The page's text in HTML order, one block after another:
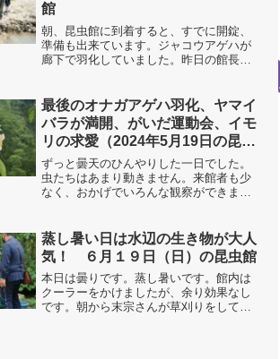
館
朝、昆虫館に到着すると、すでに開錠、
準備も出来ています。ジャコウアゲハが
廊下で羽化していました。昨日の館長さ
帳の中に入れて準備してくれました。オ
オミズアオやウンモンスズ...
最後のオナガアゲハ羽化、ヤマイ
バラが満開、がいだ運動会、イモ
リの求愛（2024年5月19日の昆虫
館）
ずっと曇天のひんやりした一日でした。
虫たちはあまり動きません。来館者も少
なく、おかげでいろんな観察ができまし
タッフ的には楽しい日でした。GW明け
から６月の昆虫館は余裕があ...
蒸し暑い日は水辺の生き物が大人
気！ ６月１９日（日）の昆虫館
本日は曇りです。蒸し暑いです。館内は
クーラーをかけましたが、余り効果なし
です。朝から末宗さんが草刈りをして下